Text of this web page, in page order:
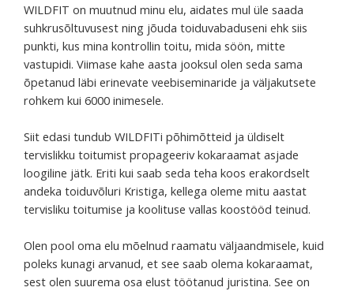
WILDFIT on muutnud minu elu, aidates mul üle saada
suhkrusõltuvusest ning jõuda toiduvabaduseni ehk siis
punkti, kus mina kontrollin toitu, mida söön, mitte
vastupidi. Viimase kahe aasta jooksul olen seda sama
õpetanud läbi erinevate veebiseminaride ja väljakutsete
rohkem kui 6000 inimesele.
Siit edasi tundub WILDFITi põhimõtteid ja üldiselt
tervislikku toitumist propageeriv kokaraamat asjade
loogiline jätk. Eriti kui saab seda teha koos erakordselt
andeka toiduvõluri Kristiga, kellega oleme mitu aastat
tervisliku toitumise ja koolituse vallas koostööd teinud.
Olen pool oma elu mõelnud raamatu väljaandmisele, kuid
poleks kunagi arvanud, et see saab olema kokaraamat,
sest olen suurema osa elust töötanud juristina. See on